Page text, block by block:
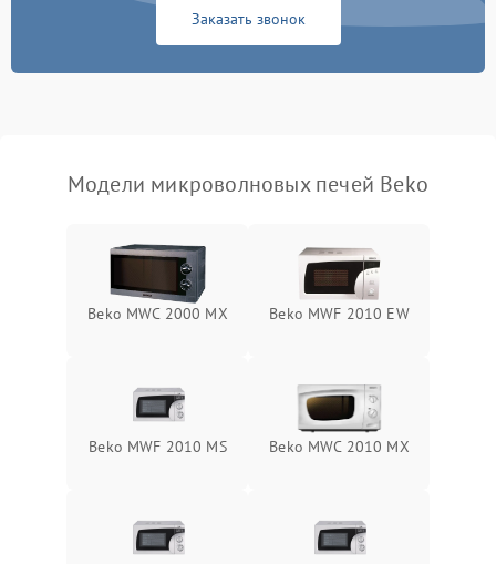
Не работают сенсорные
Сломался трансформатор Подробнее →
Заказать звонок
Модели микроволновых печей Beko
Beko MWC 2000 MX Beko MWF 2010 EW
Beko MWF 2010 MS Beko MWC 2010 MX